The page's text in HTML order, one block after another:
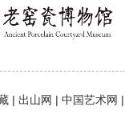
| 出山网 | 中国艺术网 |